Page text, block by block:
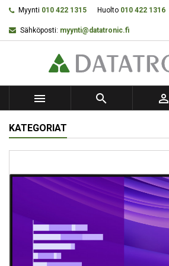
Myynti 010 422 1315 Huolto 010 422 1316
Sähköposti: myynti@datatronic.fi
  
KATEGORIAT